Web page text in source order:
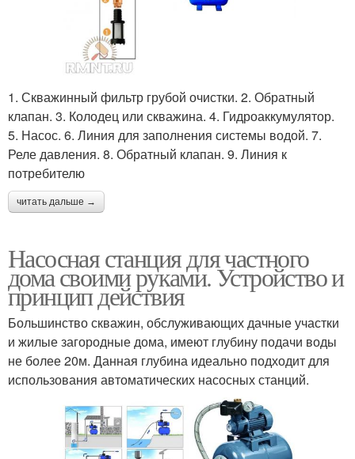
1. Скважинный фильтр грубой очистки. 2. Обратный
клапан. 3. Колодец или скважина. 4. Гидроаккумулятор.
5. Насос. 6. Линия для заполнения системы водой. 7.
Реле давления. 8. Обратный клапан. 9. Линия к
потребителю
читать дальше →
Насосная станция для частного
дома своими руками. Устройство и
принцип действия
Большинство скважин, обслуживающих дачные участки
и жилые загородные дома, имеют глубину подачи воды
не более 20м. Данная глубина идеально подходит для
использования автоматических насосных станций.